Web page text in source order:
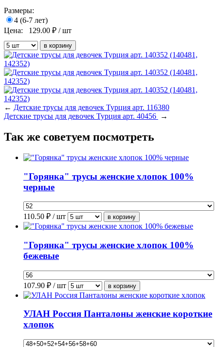
Размеры:
4 (6-7 лет)
Цена:
129.00 ₽ / шт
← Детские трусы для девочек Турция арт. 116380
Детские трусы для девочек Турция арт. 40456
→
Так же советуем посмотреть
"Горянка" трусы женские хлопок 100%
черные
110.50 ₽ / шт
"Горянка" трусы женские хлопок 100%
бежевые
107.90 ₽ / шт
УЛАН Россия Панталоны женские короткие
хлопок